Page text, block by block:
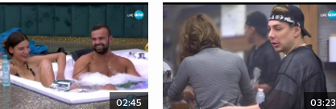
02:45 03:23